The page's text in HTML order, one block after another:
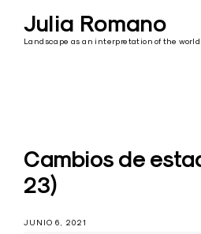
contentJulia Romano
Landscape as an interpretation of the world
Cambios de
23)
JUNIO 6, 2021